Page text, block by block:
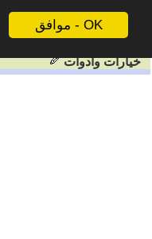
موافق - OK
خيارات وادوات